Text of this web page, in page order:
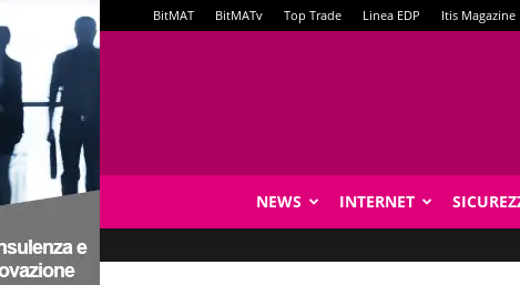
BitMAT BitMATv Top Trade Linea EDP Itis Magazine
NEWS INTERNET